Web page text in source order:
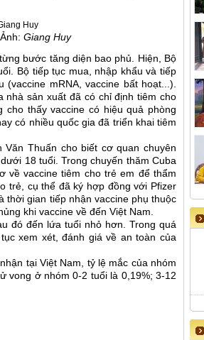
Giang Huy
bước tăng diện bao phủ. Hiện, Bộ
Bộ tiếp tục mua, nhập khẩu và tiếp
(vaccine mRNA, vaccine bất hoạt...).
nhà sản xuất đã có chỉ định tiêm cho
thấy vaccine có hiệu quả phòng
có nhiều quốc gia đã triển khai tiêm
Thuấn cho biết cơ quan chuyên
18 tuổi. Trong chuyến thăm Cuba
về vaccine tiêm cho trẻ em để thẩm
trẻ, cụ thể đã ký hợp đồng với Pfizer
thời gian tiếp nhận vaccine phụ thuộc
khi vaccine về đến Việt Nam.
đó đến lứa tuổi nhỏ hơn. Trong quá
xem xét, đánh giá về an toàn của
tại Việt Nam, tỷ lệ mắc của nhóm
vong ở nhóm 0-2 tuổi là 0,19%; 3-12